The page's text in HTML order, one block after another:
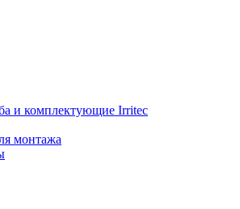
и комплектующие Irritec
монтажа